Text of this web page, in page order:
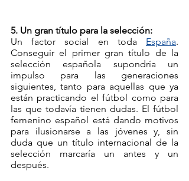
5. Un gran título para la selección:
Un factor social en toda España.
Conseguir el primer gran título de la
selección española supondría un
impulso para las generaciones
siguientes, tanto para aquellas que ya
están practicando el fútbol como para
las que todavía tienen dudas. El fútbol
femenino español está dando motivos
para ilusionarse a las jóvenes y, sin
duda que un título internacional de la
selección marcaría un antes y un
después.